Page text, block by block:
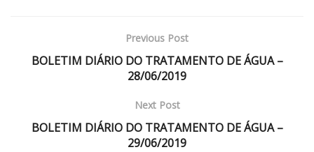
Previous Post
BOLETIM DIÁRIO DO TRATAMENTO DE ÁGUA –
28/06/2019
Next Post
BOLETIM DIÁRIO DO TRATAMENTO DE ÁGUA –
29/06/2019